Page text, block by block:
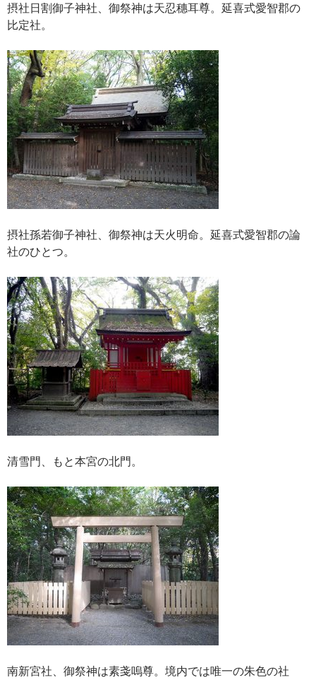
摂社日割御子神社、御祭神は天忍穗耳尊。延喜式愛智郡の
比定社。
摂社孫若御子神社、御祭神は天火明命。延喜式愛智郡の論
社のひとつ。
清雪門、もと本宮の北門。
南新宮社、御祭神は素戔嗚尊。境内では唯一の朱色の社